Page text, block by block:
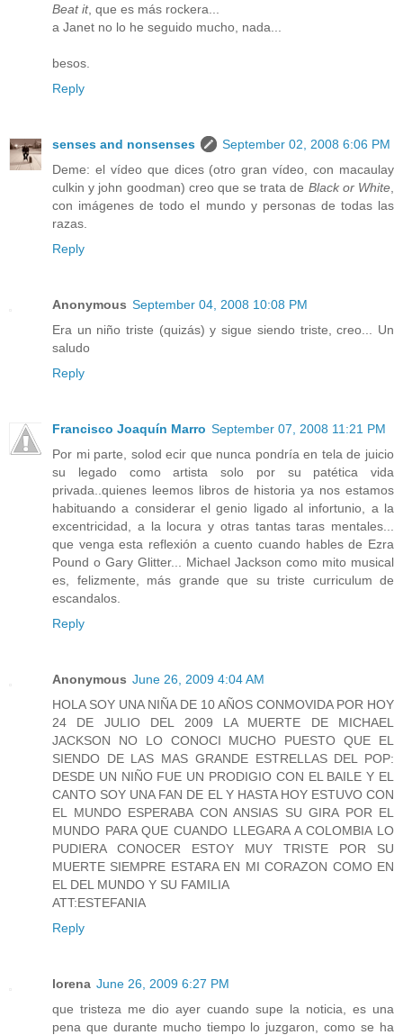
Beat it, que es más rockera...
a Janet no lo he seguido mucho, nada...
besos.
Reply
senses and nonsenses
September 02, 2008 6:06 PM
Deme: el vídeo que dices (otro gran vídeo, con macaulay
culkin y john goodman) creo que se trata de Black or White
con imágenes de todo el mundo y personas de todas las
razas.
Reply
Anonymous September 04, 2008 10:08 PM
Era un niño triste (quizás) y sigue siendo triste, creo... Un
saludo
Reply
Francisco Joaquín Marro September 07, 2008 11:21 PM
Por mi parte, solod ecir que nunca pondría en tela de juicio
su legado como artista solo por su patética vida
privada..quienes leemos libros de historia ya nos estamos
habituando a considerar el genio ligado al infortunio, a la
excentricidad, a la locura y otras tantas taras mentales...
que venga esta reflexión a cuento cuando hables de Ezra
Pound o Gary Glitter... Michael Jackson como mito musical
es, felizmente, más grande que su triste curriculum de
escandalos.
Reply
Anonymous June 26, 2009 4:04 AM
HOLA SOY UNA NIÑA DE 10 AÑOS CONMOVIDA POR HOY
24 DE JULIO DEL 2009 LA MUERTE DE MICHAEL
JACKSON NO LO CONOCI MUCHO PUESTO QUE EL
SIENDO DE LAS MAS GRANDE ESTRELLAS DEL POP:
DESDE UN NIÑO FUE UN PRODIGIO CON EL BAILE Y EL
CANTO SOY UNA FAN DE EL Y HASTA HOY ESTUVO CON
EL MUNDO ESPERABA CON ANSIAS SU GIRA POR EL
MUNDO PARA QUE CUANDO LLEGARA A COLOMBIA LO
PUDIERA CONOCER ESTOY MUY TRISTE POR SU
MUERTE SIEMPRE ESTARA EN MI CORAZON COMO EN
EL DEL MUNDO Y SU FAMILIA
ATT:ESTEFANIA
Reply
lorena June 26, 2009 6:27 PM
que tristeza me dio ayer cuando supe la noticia, es una
pena que durante mucho tiempo lo juzgaron, como se ha